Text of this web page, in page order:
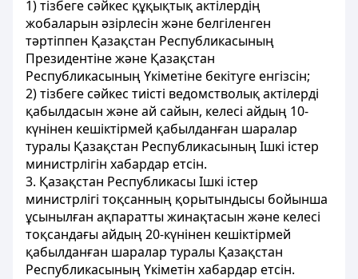
1) тізбеге сәйкес құқықтық актілердің
жобаларын әзірлесін және белгіленген
тәртіппен Қазақстан Республикасының
Президентіне және Қазақстан
Республикасының Үкіметіне бекітуге енгізсін;
2) тізбеге сәйкес тиісті ведомстволық актілерді
қабылдасын және ай сайын, келесі айдың 10-
күнінен кешіктірмей қабылданған шаралар
туралы Қазақстан Республикасының Ішкі істер
министрлігін хабардар етсін.
3. Қазақстан Республикасы Ішкі істер
министрлігі тоқсанның қорытындысы бойынша
ұсынылған ақпаратты жинақтасын және келесі
тоқсандағы айдың 20-күнінен кешіктірмей
қабылданған шаралар туралы Қазақстан
Республикасының Үкіметін хабардар етсін.